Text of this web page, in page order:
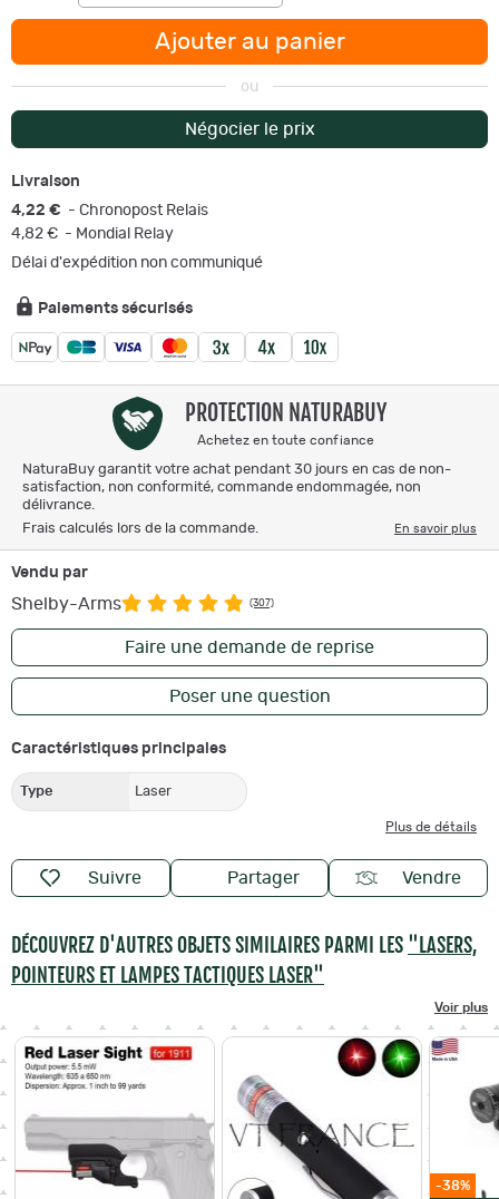
Ajouter au panier
ou
Négocier le prix
Livraison
4,22 € - Chronopost Relais
4,82 € - Mondial Relay
Délai d'expédition non communiqué
Paiements sécurisés
PROTECTION NATURABUY
Achetez en toute confiance
NaturaBuy garantit votre achat pendant 30 jours en cas de non-
satisfaction, non conformité, commande endommagée, non
délivrance.
Frais calculés lors de la commande.
En savoir plus
Vendu par
Shelby-Arms (307)
Faire une demande de reprise
Poser une question
Caractéristiques principales
Type Laser
Plus de détails
Suivre Partager Vendre
DÉCOUVREZ D'AUTRES OBJETS SIMILAIRES PARMI LES "LASERS,
POINTEURS ET LAMPES TACTIQUES LASER"
Voir plus
-38%